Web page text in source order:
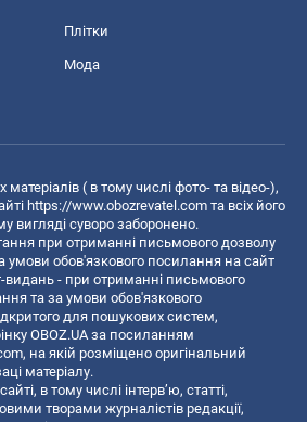
Плітки
Мода
( в тому числі фото- та відео-),
https://www.obozrevatel.com та всіх його
вигляді суворо заборонено.
при отриманні письмового дозволу
умови обов'язкового посилання на сайт
видань - при отриманні письмового
та за умови обов'язкового
для пошукових систем,
OBOZ.UA за посиланням
, на якій розміщено оригінальний
матеріалу.
в тому числі інтерв’ю, статті,
творами журналістів редакції,